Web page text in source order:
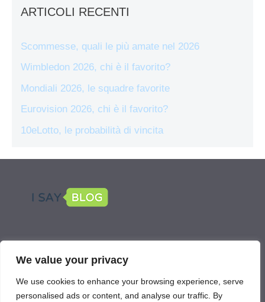
We value your privacy
We use cookies to enhance your browsing experience, serve
personalised ads or content, and analyse our traffic. By
ARTICOLI RECENTI
Scommesse, quali le più amate nel 2026
Wimbledon 2026, chi è il favorito?
Mondiali 2026, le squadre favorite
Eurovision 2026, chi è il favorito?
10eLotto, le probabilità di vincita
LEGAL
Scommetti Online is part of the network
IsayBlog!